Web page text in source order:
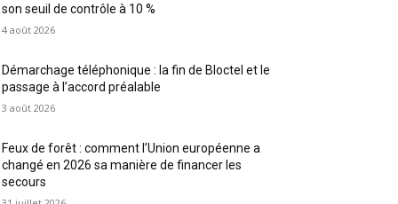
son seuil de contrôle à 10 %
4 août 2026
Démarchage téléphonique : la fin de Bloctel et le
passage à l’accord préalable
3 août 2026
Feux de forêt : comment l’Union européenne a
changé en 2026 sa manière de financer les
secours